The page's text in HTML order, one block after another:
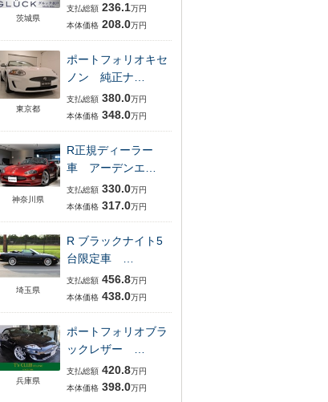
茨城県
支払総額 236.1万円
本体価格 208.0万円
東京都
ポートフォリオキセ
ノン 純正ナ…
支払総額 380.0万円
本体価格 348.0万円
神奈川県
R正規ディーラー
車 アーデンエ…
支払総額 330.0万円
本体価格 317.0万円
埼玉県
R ブラックナイト5
台限定車 …
支払総額 456.8万円
本体価格 438.0万円
兵庫県
ポートフォリオブラ
ックレザー …
支払総額 420.8万円
本体価格 398.0万円